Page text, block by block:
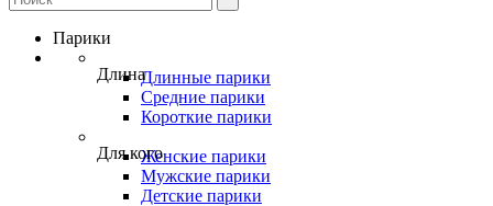
Парики
ДлинаДлинные парики
Средние парики
Короткие парики
Для когоЖенские парики
Мужские парики
Детские парики